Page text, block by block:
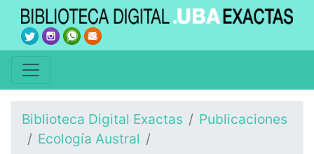
Biblioteca Digital Exactas
Publicaciones
Ecología Austral